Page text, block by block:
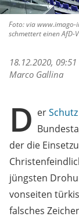
Foto: via www.imago-
schmettert einen AfD-
18.12.2020,
Marco Gallina
D er
der die
jüngsten
vonseiten
falsches